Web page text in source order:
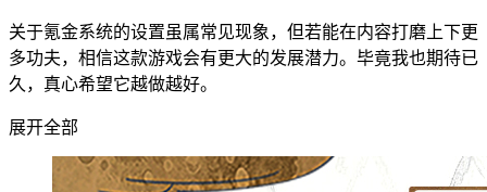
关于氪金系统的设置虽属常见现象，但若能在内容打磨上下更
多功夫，相信这款游戏会有更大的发展潜力。毕竟我也期待已
久，真心希望它越做越好。
展开全部